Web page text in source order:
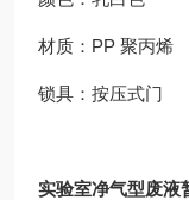
材质：PP 聚丙烯
锁具：按压式门
实验室净气型废液